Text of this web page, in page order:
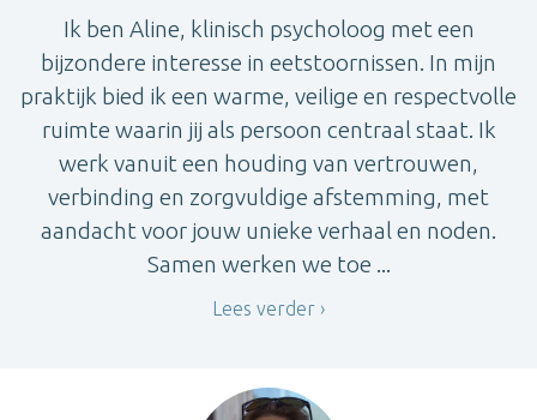
Ik ben Aline, klinisch psycholoog met een
bijzondere interesse in eetstoornissen. In mijn
praktijk bied ik een warme, veilige en respectvolle
ruimte waarin jij als persoon centraal staat. Ik
werk vanuit een houding van vertrouwen,
verbinding en zorgvuldige afstemming, met
aandacht voor jouw unieke verhaal en noden.
Samen werken we toe ...
Lees verder